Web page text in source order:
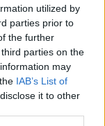
utilized by
parties prior to
the further
parties on the
may
IAB’s List of
it to other
og badet
hun til
for at hun
og
basen i
at hun